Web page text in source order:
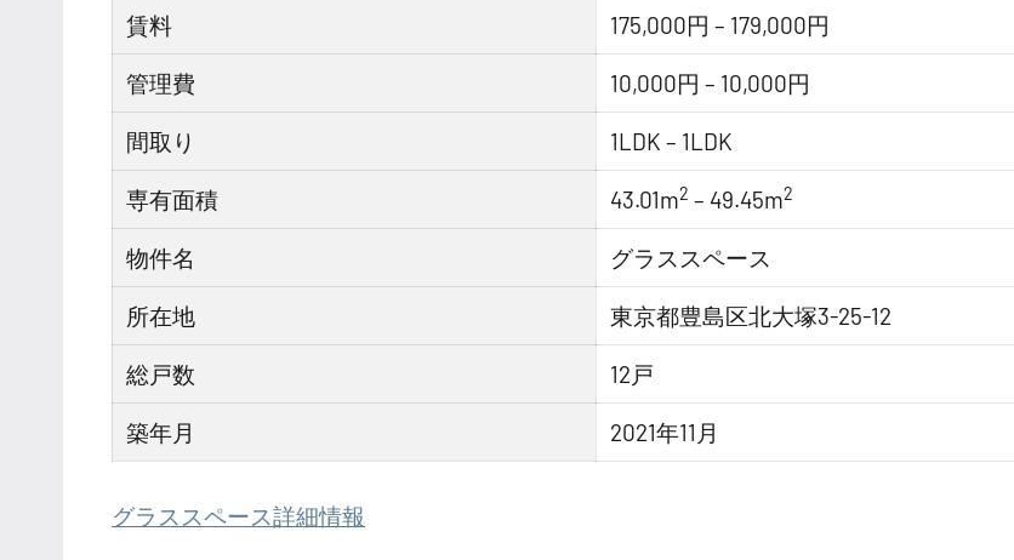
賃料 175,000円 – 179,000円
管理費 10,000円 – 10,000円
間取り 1LDK – 1LDK
専有面積 43.01m2 – 49.45m2
物件名 グラススペース
所在地 東京都豊島区北大塚3-25-12
総戸数 12戸
築年月 2021年11月
グラススペース詳細情報